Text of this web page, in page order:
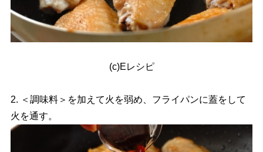
(c)Eレシピ
2. ＜調味料＞を加えて火を弱め、フライパンに蓋をして
火を通す。